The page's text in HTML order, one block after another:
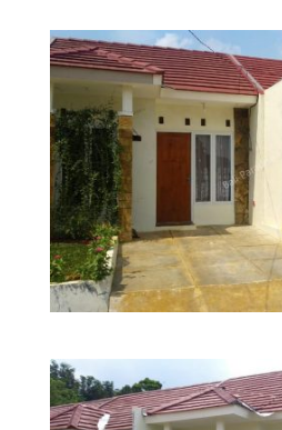
Selamat Datang